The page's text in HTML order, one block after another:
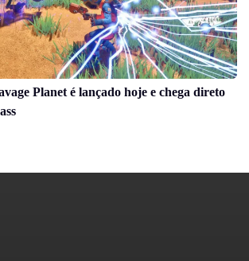
Planet é lançado hoje e chega direto